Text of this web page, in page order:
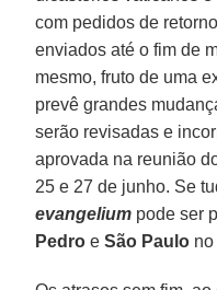
com pedidos de
enviados até o fim de
mesmo, fruto de uma
prevê grandes
serão revisadas e
aprovada na reunião
25 e 27 de junho. Se
evangelium pode ser
Pedro e São Paulo